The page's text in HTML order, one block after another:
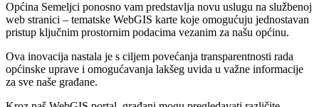
Općina Semeljci ponosno vam predstavlja novu uslugu na službenoj
web stranici – tematske WebGIS karte koje omogućuju jednostavan
pristup ključnim prostornim podacima vezanim za našu općinu.
Ova inovacija nastala je s ciljem povećanja transparentnosti rada
općinske uprave i omogućavanja lakšeg uvida u važne informacije
za sve naše građane.